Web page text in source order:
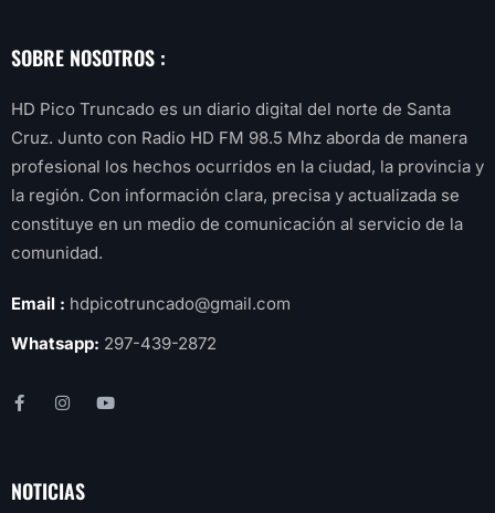
SOBRE NOSOTROS :
HD Pico Truncado es un diario digital del norte de Santa
Cruz. Junto con Radio HD FM 98.5 Mhz aborda de manera
profesional los hechos ocurridos en la ciudad, la provincia y
la región. Con información clara, precisa y actualizada se
constituye en un medio de comunicación al servicio de la
comunidad.
Email : hdpicotruncado@gmail.com
Whatsapp: 297-439-2872
NOTICIAS